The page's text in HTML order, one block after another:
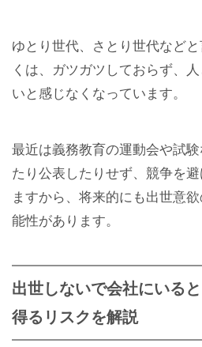
ゆとり世代、さとり世代など
くは、ガツガツしておらず、
いと感じなくなっています。
最近は義務教育の運動会や試
たり公表したりせず、競争を
ますから、将来的にも出世意
能性があります。
出世しないで会社にいる
得るリスクを解説